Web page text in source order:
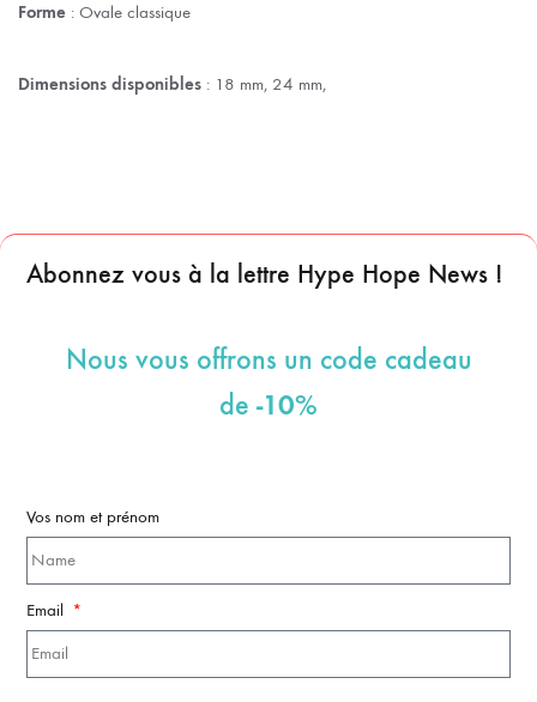
Forme : Ovale classique
Dimensions disponibles : 18 mm, 24 mm,
Abonnez vous à la lettre Hype Hope News !
Nous vous offrons un code cadeau
de -10%
Vos nom et prénom
Email